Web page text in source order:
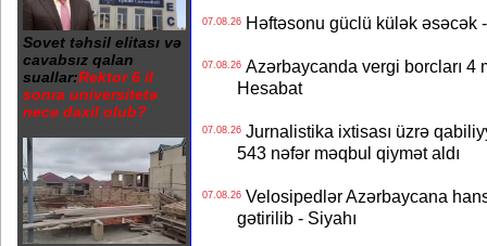
Sovet təhsil elitası və
cavabsız qalan
suallar:Rektor 6 il
sonra universitetə
necə daxil olub?
07.08.26Həftəsonu güclü külək əsəcək
07.08.26Azərbaycanda vergi borcları 4
Hesabat
07.08.26Jurnalistika ixtisası üzrə
543 nəfər məqbul qiymət aldı
07.08.26Velosipedlər Azərbaycana
gətirilib - Siyahı